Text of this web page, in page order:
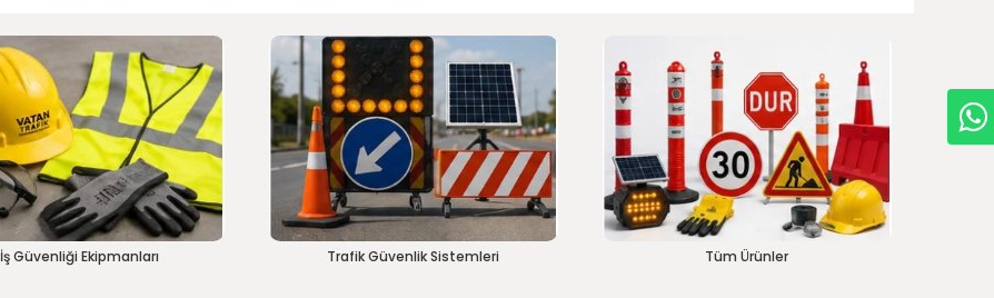
İş Güvenliği Ekipmanları Trafik Güvenlik Sistemleri Tüm Ürünler